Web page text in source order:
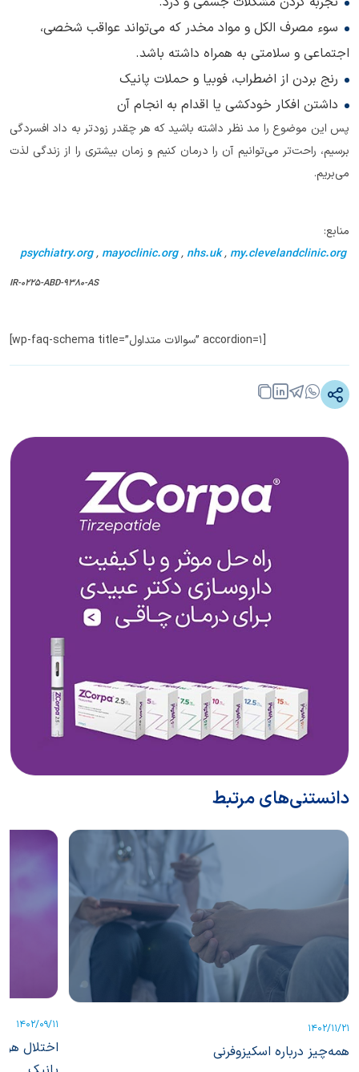
سوء مصرف الکل و مواد مخدر که می‌تواند عواقب شخصی،
اجتماعی و سلامتی به همراه داشته باشد.
رنج بردن از اضطراب، فوبیا و حملات پانیک
داشتن افکار خودکشی یا اقدام به انجام آن
پس این موضوع را مد نظر داشته باشید که هر چقدر زودتر به داد افسردگی
برسیم، راحت‌تر می‌توانیم آن را درمان کنیم و زمان بیشتری را از زندگی لذت
می‌بریم.
منابع:
psychiatry.org, mayoclinic.org, nhs.uk, my.clevelandclinic.org
IR-0225-ABD-9380-AS
[wp-faq-schema title=”سوالات متداول” accordion=1]
دانستنی‌های مرتبط
1402/11/21
همه‌چیز درباره اسکیزوفرنی
1402/09/11
اختلال